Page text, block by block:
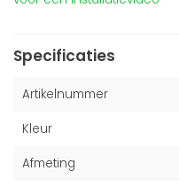
Specificaties
Artikelnummer
Kleur
Afmeting